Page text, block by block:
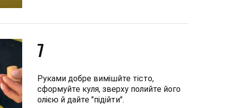
7
Руками добре вимішйте тісто,
сформуйте куля, зверху полийте його
олією й дайте "підійти".